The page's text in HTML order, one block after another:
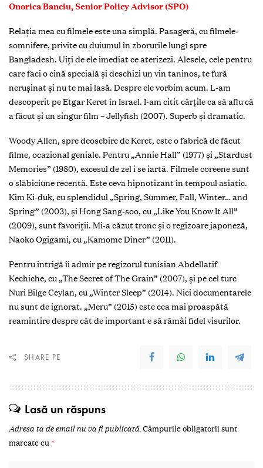
Onorica Banciu,Senior Policy Advisor (SPO)
Relația mea cu filmele este una simplă. Pasageră, cu filmele-
somnifere, privite cu duiumul în zborurile lungi spre
Bangladesh. Uiți de ele imediat ce aterizezi. Alesele, cele pentru
care faci o cină specială și deschizi un vin taninos, te fură
nerușinat și nu te mai lasă. Despre ele vorbim acum. L-am
descoperit pe Etgar Keret în Israel. I-am citit cărțile ca să aflu că
a făcut și un singur film – Jellyfish (2007). Superb și dramatic.
Woody Allen, spre deosebire de Keret, este o fabrică de făcut
filme, ocazional geniale. Pentru „Annie Hall” (1977) și „Stardust
Memories” (1980), excesul de zel i se iartă. Filmele coreene sunt
o slăbiciune recentă. Este ceva hipnotizant în tempoul asiatic.
Kim Ki-duk, cu splendidul „Spring, Summer, Fall, Winter… and
Spring” (2003), și Hong Sang-soo, cu „Like You Know It All”
(2009), sunt favoriții. Mi-a căzut tronc și o regizoare japoneză,
Naoko Ogigami, cu „Kamome Diner” (2011).
Pentru intrigă îi admir pe regizorul tunisian Abdellatif
Kechiche, cu „The Secret of The Grain” (2007), și pe cel turc
Nuri Bilge Ceylan, cu „Winter Sleep” (2014). Nici documentarele
nu sunt de ignorat. „Meru” (2015) este cea mai proaspătă
reamintire despre cât de important e să rămâi fidel visurilor.
SHARE PE
Lasă un răspuns
Adresa ta de email nu va fi publicată.Câmpurile obligatorii sunt
marcate cu *